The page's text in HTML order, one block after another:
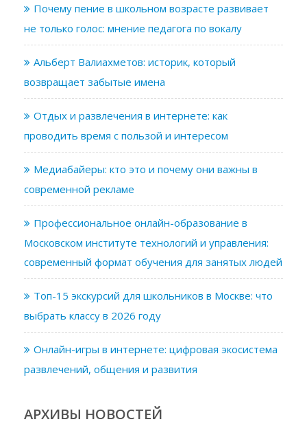
Почему пение в школьном возрасте развивает
не только голос: мнение педагога по вокалу
Альберт Валиахметов: историк, который
возвращает забытые имена
Отдых и развлечения в интернете: как
проводить время с пользой и интересом
Медиабайеры: кто это и почему они важны в
современной рекламе
Профессиональное онлайн-образование в
Московском институте технологий и управления:
современный формат обучения для занятых людей
Топ-15 экскурсий для школьников в Москве: что
выбрать классу в 2026 году
Онлайн-игры в интернете: цифровая экосистема
развлечений, общения и развития
АРХИВЫ НОВОСТЕЙ